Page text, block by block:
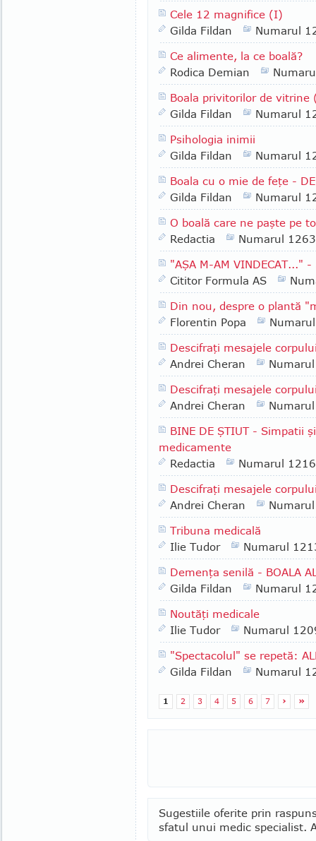
Cele 12 magnifice (I)
Gilda Fildan
Numarul
Ce alimente, la ce boală?
Rodica Demian
Boala privitorilor de vitrine
Gilda Fildan
Numarul
Psihologia inimii
Gilda Fildan
Numarul
Boala cu o mie de feţe -
Gilda Fildan
Numarul
O boală care ne paşte pe
Redactia
Numarul 1263
"AŞA M-AM VINDECAT..."
Cititor Formula AS
Din nou, despre o plantă
Florentin Popa
Descifraţi mesajele
Andrei Cheran
Descifraţi mesajele
Andrei Cheran
BINE DE ŞTIUT - Simpatii
medicamente
Redactia
Numarul 1216
Descifraţi mesajele
Andrei Cheran
Tribuna medicală
Ilie Tudor
Numarul
Demenţa senilă - BOALA
Gilda Fildan
Numarul
Noutăţi medicale
Ilie Tudor
Numarul
"Spectacolul" se repetă:
Gilda Fildan
Numarul
1 2 3 4 5 6 7 › »
Sugestiile oferite prin
sfatul unui medic specialist.